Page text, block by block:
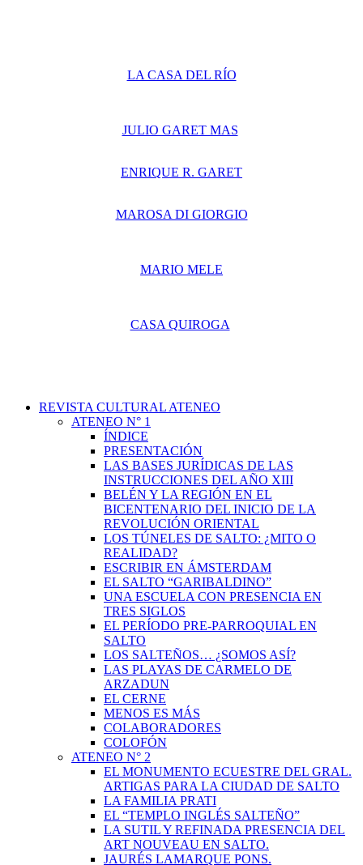
LA CASA DEL RÍO
JULIO GARET MAS
ENRIQUE R. GARET
MAROSA DI GIORGIO
MARIO MELE
CASA QUIROGA
REVISTA CULTURAL ATENEO
ATENEO N° 1
ÍNDICE
PRESENTACIÓN
LAS BASES JURÍDICAS DE LAS
INSTRUCCIONES DEL AÑO XIII
BELÉN Y LA REGIÓN EN EL
BICENTENARIO DEL INICIO DE LA
REVOLUCIÓN ORIENTAL
LOS TÚNELES DE SALTO: ¿MITO O
REALIDAD?
ESCRIBIR EN ÁMSTERDAM
EL SALTO “GARIBALDINO”
UNA ESCUELA CON PRESENCIA EN
TRES SIGLOS
EL PERÍODO PRE-PARROQUIAL EN
SALTO
LOS SALTEÑOS… ¿SOMOS ASÍ?
LAS PLAYAS DE CARMELO DE
ARZADUN
EL CERNE
MENOS ES MÁS
COLABORADORES
COLOFÓN
ATENEO N° 2
EL MONUMENTO ECUESTRE DEL GRAL.
ARTIGAS PARA LA CIUDAD DE SALTO
LA FAMILIA PRATI
EL “TEMPLO INGLÉS SALTEÑO”
LA SUTIL Y REFINADA PRESENCIA DEL
ART NOUVEAU EN SALTO.
JAURÉS LAMARQUE PONS.